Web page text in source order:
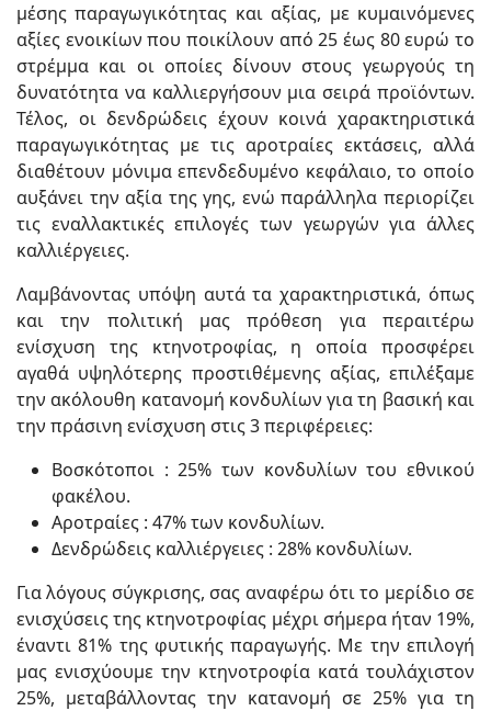
μέσης παραγωγικότητας και αξίας, με κυμαινόμενες
αξίες ενοικίων που ποικίλουν από 25 έως 80 ευρώ το
στρέμμα και οι οποίες δίνουν στους γεωργούς τη
δυνατότητα να καλλιεργήσουν μια σειρά προϊόντων.
Τέλος, οι δενδρώδεις έχουν κοινά χαρακτηριστικά
παραγωγικότητας με τις αροτραίες εκτάσεις, αλλά
διαθέτουν μόνιμα επενδεδυμένο κεφάλαιο, το οποίο
αυξάνει την αξία της γης, ενώ παράλληλα περιορίζει
τις εναλλακτικές επιλογές των γεωργών για άλλες
καλλιέργειες.
Λαμβάνοντας υπόψη αυτά τα χαρακτηριστικά, όπως
και την πολιτική μας πρόθεση για περαιτέρω
ενίσχυση της κτηνοτροφίας, η οποία προσφέρει
αγαθά υψηλότερης προστιθέμενης αξίας, επιλέξαμε
την ακόλουθη κατανομή κονδυλίων για τη βασική και
την πράσινη ενίσχυση στις 3 περιφέρειες:
Βοσκότοποι : 25% των κονδυλίων του εθνικού
φακέλου.
Αροτραίες : 47% των κονδυλίων.
Δενδρώδεις καλλιέργειες : 28% κονδυλίων.
Για λόγους σύγκρισης, σας αναφέρω ότι το μερίδιο σε
ενισχύσεις της κτηνοτροφίας μέχρι σήμερα ήταν 19%,
έναντι 81% της φυτικής παραγωγής. Με την επιλογή
μας ενισχύουμε την κτηνοτροφία κατά τουλάχιστον
25%, μεταβάλλοντας την κατανομή σε 25% για τη